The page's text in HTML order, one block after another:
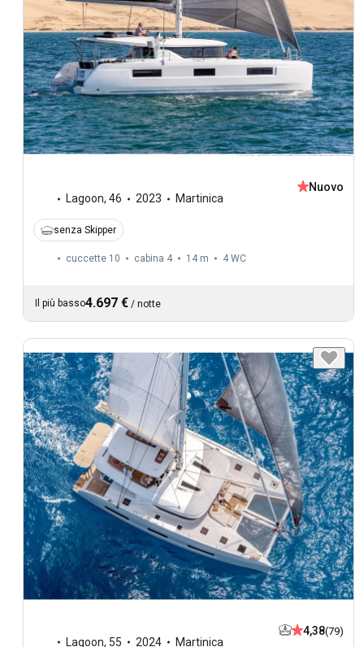
Lagoon, 46 2023 Martinica
Nuovo
senza Skipper
cuccette 10 cabina 4 14 m 4 WC
Il più basso4.697 € / notte
Lagoon, 55 2024 Martinica
4,38(79)